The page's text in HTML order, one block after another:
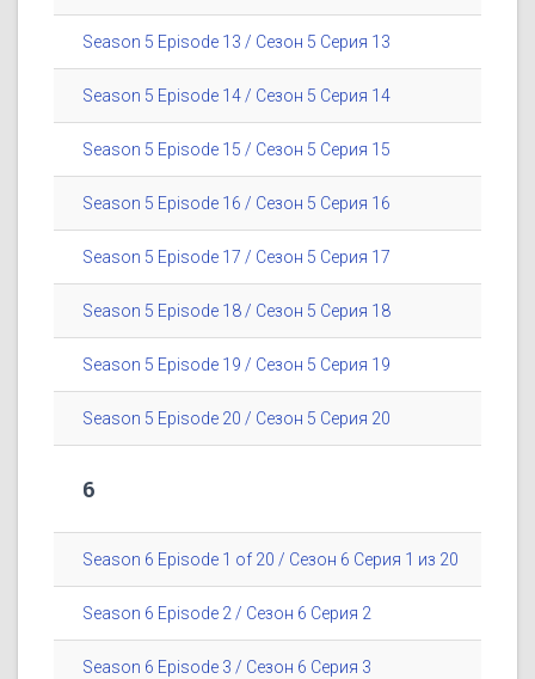
Season 5 Episode 13 / Сезон 5 Серия 13
Season 5 Episode 14 / Сезон 5 Серия 14
Season 5 Episode 15 / Сезон 5 Серия 15
Season 5 Episode 16 / Сезон 5 Серия 16
Season 5 Episode 17 / Сезон 5 Серия 17
Season 5 Episode 18 / Сезон 5 Серия 18
Season 5 Episode 19 / Сезон 5 Серия 19
Season 5 Episode 20 / Сезон 5 Серия 20
6
Season 6 Episode 1 of 20 / Сезон 6 Серия 1 из 20
Season 6 Episode 2 / Сезон 6 Серия 2
Season 6 Episode 3 / Сезон 6 Серия 3